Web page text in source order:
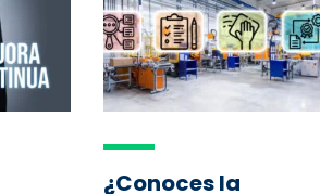
¿Conoces la